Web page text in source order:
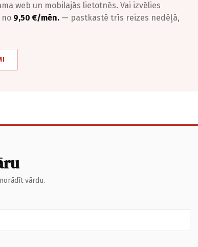
web un mobilajās lietotnēs. Vai izvēlies
no 9,50 €/mēn. — pastkastē trīs reizes nedēļā,
vārdu.